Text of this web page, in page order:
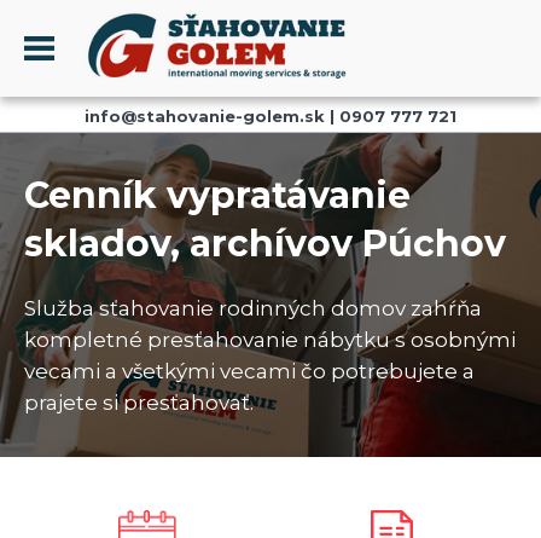
Menu
PROFIL
SŤAHOVANIE - SŤAHOVACIE SLUŽBY
DOPRAVA - DOPRAVNÉ SLUŽBY
AKCIE A ZĽAVY
SKLADOVANIE
REFERENCIE
CENNÍK
KONTAKT
info@stahovanie-golem.sk | 0907 777 721
Cenník vypratávanie
skladov, archívov Púchov
Služba sťahovanie rodinných domov zahŕňa
kompletné presťahovanie nábytku s osobnými
vecami a všetkými vecami čo potrebujete a
prajete si presťahovať.